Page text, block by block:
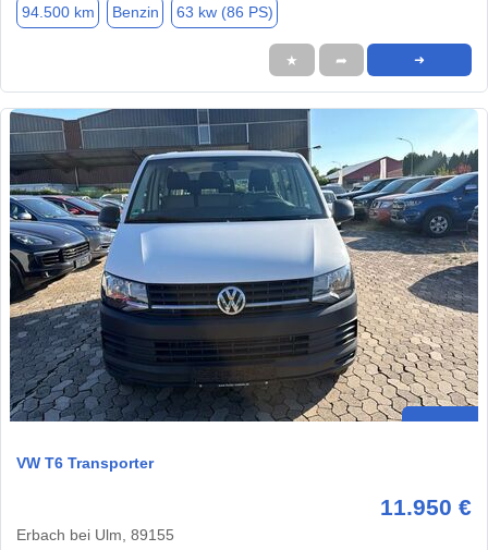
94.500 km Benzin 63 kw (86 PS)
★ ➦ ➜
VW T6 Transporter
11.950 €
Erbach bei Ulm, 89155